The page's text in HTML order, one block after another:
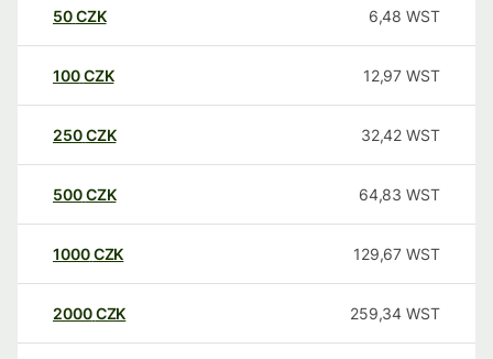
50CZK 6,48 WST
100CZK 12,97 WST
250CZK 32,42 WST
500CZK 64,83 WST
1000CZK 129,67 WST
2000CZK 259,34 WST